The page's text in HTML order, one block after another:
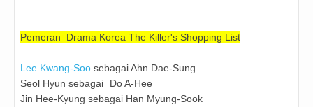
Pemeran Drama Korea The Killer's Shopping List
Lee Kwang-Soo sebagai Ahn Dae-Sung
Seol Hyun sebagai
Do A-Hee
Jin Hee-Kyung sebagai Han Myung-Sook